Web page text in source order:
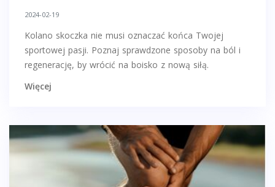
2024-02-19
Kolano skoczka nie musi oznaczać końca Twojej
sportowej pasji. Poznaj sprawdzone sposoby na ból i
regenerację, by wrócić na boisko z nową siłą.
Więcej